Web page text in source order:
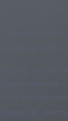
Utilisation de
Honey est une
l’application
Son
page de